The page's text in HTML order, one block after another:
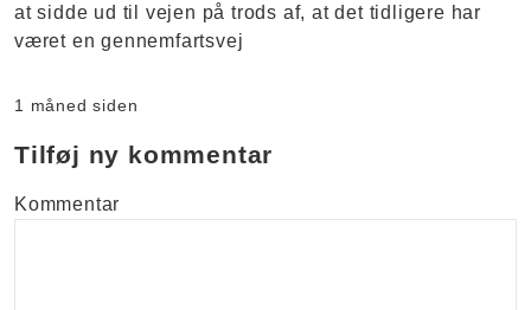
at sidde ud til vejen på trods af, at det tidligere har
været en gennemfartsvej
1 måned siden
Tilføj ny kommentar
Kommentar